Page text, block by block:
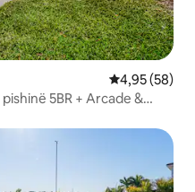
Vlerësimi
4,95 (58)
5BR + Arcade &